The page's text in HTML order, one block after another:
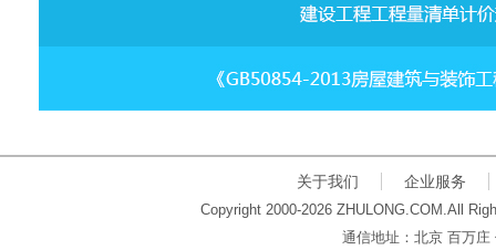
关于我们 企业服务
Copyright 2000-2026 ZHULONG.COM.All
通信地址：北京 百万